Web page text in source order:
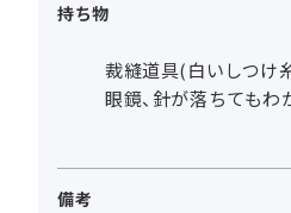
持ち物
裁縫道具(白いしつけ
眼鏡、針が落ちても
備考